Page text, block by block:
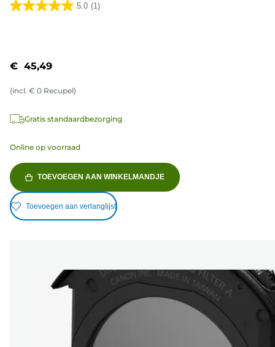
5.0 (1)
5.0
sterren.
1
€ 45,49
(incl. € 0 Recupel)
Gratis standaardbezorging
Online op voorraad
TOEVOEGEN AAN WINKELMANDJE
Toevoegen aan verlanglijst